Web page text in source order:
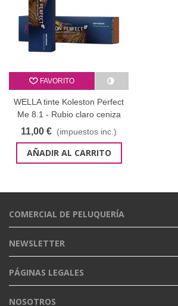
FAVORITO
WELLA tinte Koleston Perfect
Me 8.1 - Rubio claro ceniza
60 ml
11,00 € (impuestos inc.)
AÑADIR AL CARRITO
COMERCIAL DE PELUQUERÍA
NEWSLETTER
PÁGINAS LEGALES
NOSOTROS